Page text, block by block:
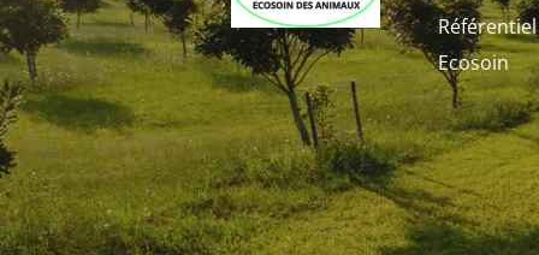
Conseil
Carrières
Ecosoin